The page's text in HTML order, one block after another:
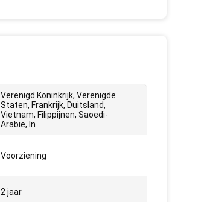
Verenigd Koninkrijk, Verenigde
Staten, Frankrijk, Duitsland,
Vietnam, Filippijnen, Saoedi-
Arabië, In
Voorziening
2 jaar